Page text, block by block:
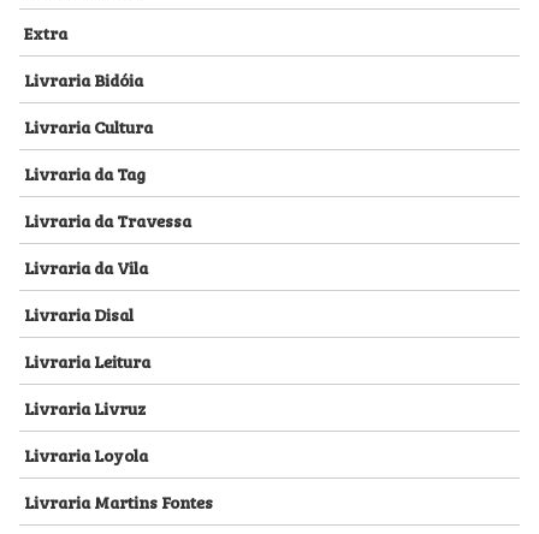
Extra
Livraria Bidóia
Livraria Cultura
Livraria da Tag
Livraria da Travessa
Livraria da Vila
Livraria Disal
Livraria Leitura
Livraria Livruz
Livraria Loyola
Livraria Martins Fontes